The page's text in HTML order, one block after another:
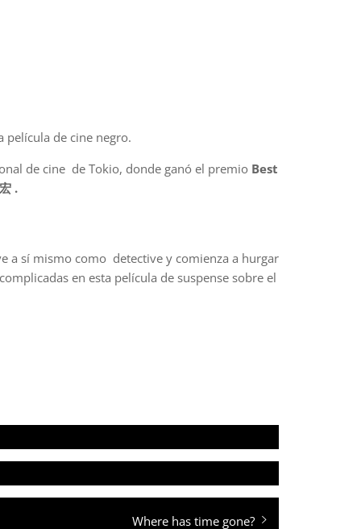
película de cine negro.
de cine de Tokio, donde ganó el premio Best
.
a sí mismo como detective y comienza a hurgar
en esta película de suspense sobre el
Entrada
Where has time gone?